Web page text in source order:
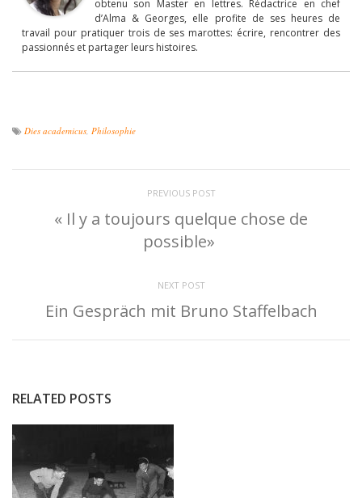
obtenu son Master en lettres. Rédactrice en chef
d’Alma & Georges, elle profite de ses heures de
travail pour pratiquer trois de ses marottes: écrire, rencontrer des
passionnés et partager leurs histoires.
Dies academicus Philosophie
PREVIOUS POST
« Il y a toujours quelque chose de
possible»
NEXT POST
Ein Gespräch mit Bruno Staffelbach
RELATED POSTS